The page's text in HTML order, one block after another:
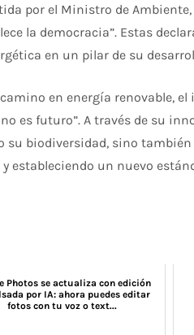
por el Ministro de
la democracia”. Estas
en un pilar de su
en energía renovable,
es futuro”. A través de su
su biodiversidad, sino
estableciendo un nuevo
Photos se actualiza con edición
por IA: ahora puedes editar
fotos con tu voz o text...